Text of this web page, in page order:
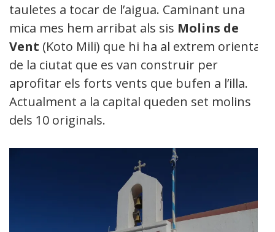
tauletes a tocar de l’aigua. Caminant una
mica mes hem arribat als sis Molins de
Vent (Koto Mili) que hi ha al extrem oriental
de la ciutat que es van construir per
aprofitar els forts vents que bufen a l’illa.
Actualment a la capital queden set molins
dels 10 originals.